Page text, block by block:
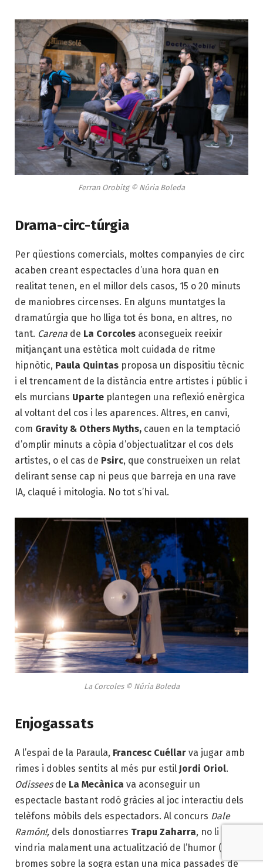
Ferran Orobitg © Núria Boleda
Drama-circ-túrgia
Per qüestions comercials, moltes companyies de circ
acaben creant espectacles d’una hora quan en
realitat tenen, en el millor dels casos, 15 o 20 minuts
de maniobres circenses. En alguns muntatges la
dramatúrgia que ho lliga tot és bona, en altres, no
tant. Carena de La Corcoles aconsegueix reeixir
mitjançant una estètica molt cuidada de ritme
hipnòtic, Paula Quintas proposa un dispositiu tècnic
i el trencament de la distància entre artistes i públic i
els murcians Uparte plantegen una reflexió enèrgica
al voltant del cos i les aparences. Altres, en canvi,
com Gravity & Others Myths, cauen en la temptació
d’omplir minuts a còpia d’objectualitzar el cos dels
artistes, o el cas de Psirc, que construeixen un relat
delirant sense cap ni peus que barreja en una rave
IA, claqué i mitologia. No tot s’hi val.
La Corcoles © Núria Boleda
Enjogassats
A l’espai de la Paraula, Francesc Cuéllar va jugar amb
rimes i dobles sentits al més pur estil Jordi Oriol.
Odisseesde La Mecànica va aconseguir un
espectacle bastant rodó gràcies al joc interactiu dels
telèfons mòbils dels espectadors. Al concurs Dale
Ramón!, dels donostiarres Trapu Zaharra, no li
vindria malament una actualització de l’humor (les
bromes sobre la sogra estan una mica passades de